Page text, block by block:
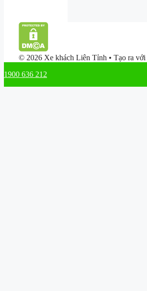
© 2026 Xe khách Liên Tỉnh • Tạo ra với
1900 636 212